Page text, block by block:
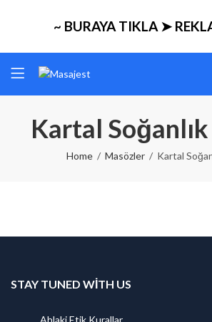
~ BURAYA TIKLA ➤
Kartal
Home Masözler Kartal
STAY TUNED WITH US
Ahlaki Etik Kurallar